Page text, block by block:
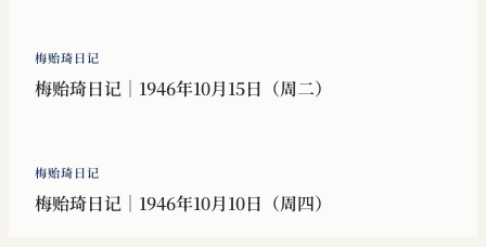
梅贻琦日记
梅贻琦日记｜1946年10月15日（周二）
梅贻琦日记
梅贻琦日记｜1946年10月10日（周四）